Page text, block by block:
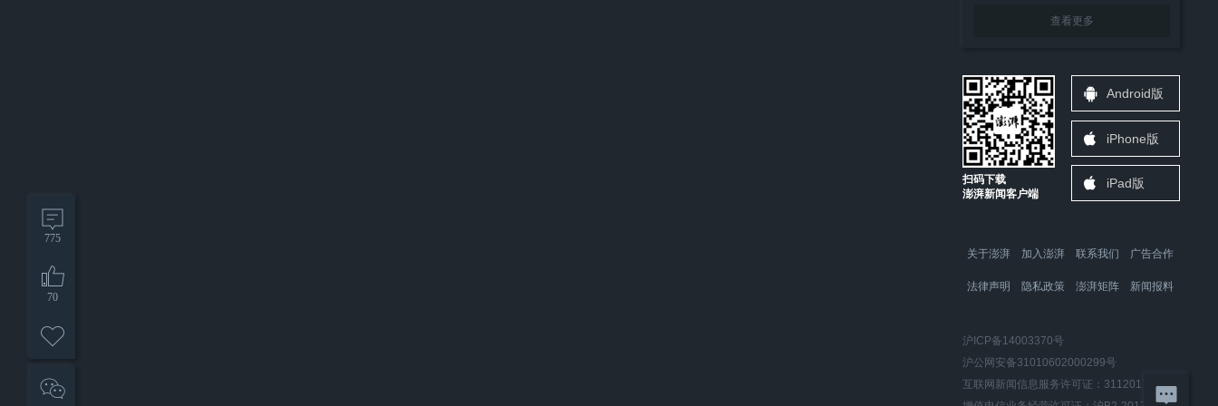
775
70
查看更多
扫码下载
澎湃新闻客户端
Android版
iPhone版
iPad版
关于澎湃 加入澎湃 联系我们 广告合作
法律声明 隐私政策 澎湃矩阵 新闻报料
沪ICP备14003370号
沪公网安备31010602000299号
互联网新闻信息服务许可证：31120170006